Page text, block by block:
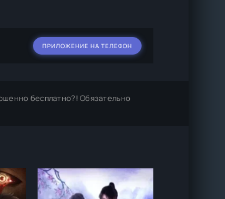
ПРИЛОЖЕНИЕ НА ТЕЛЕФОН
бесплатно?! Обязательно